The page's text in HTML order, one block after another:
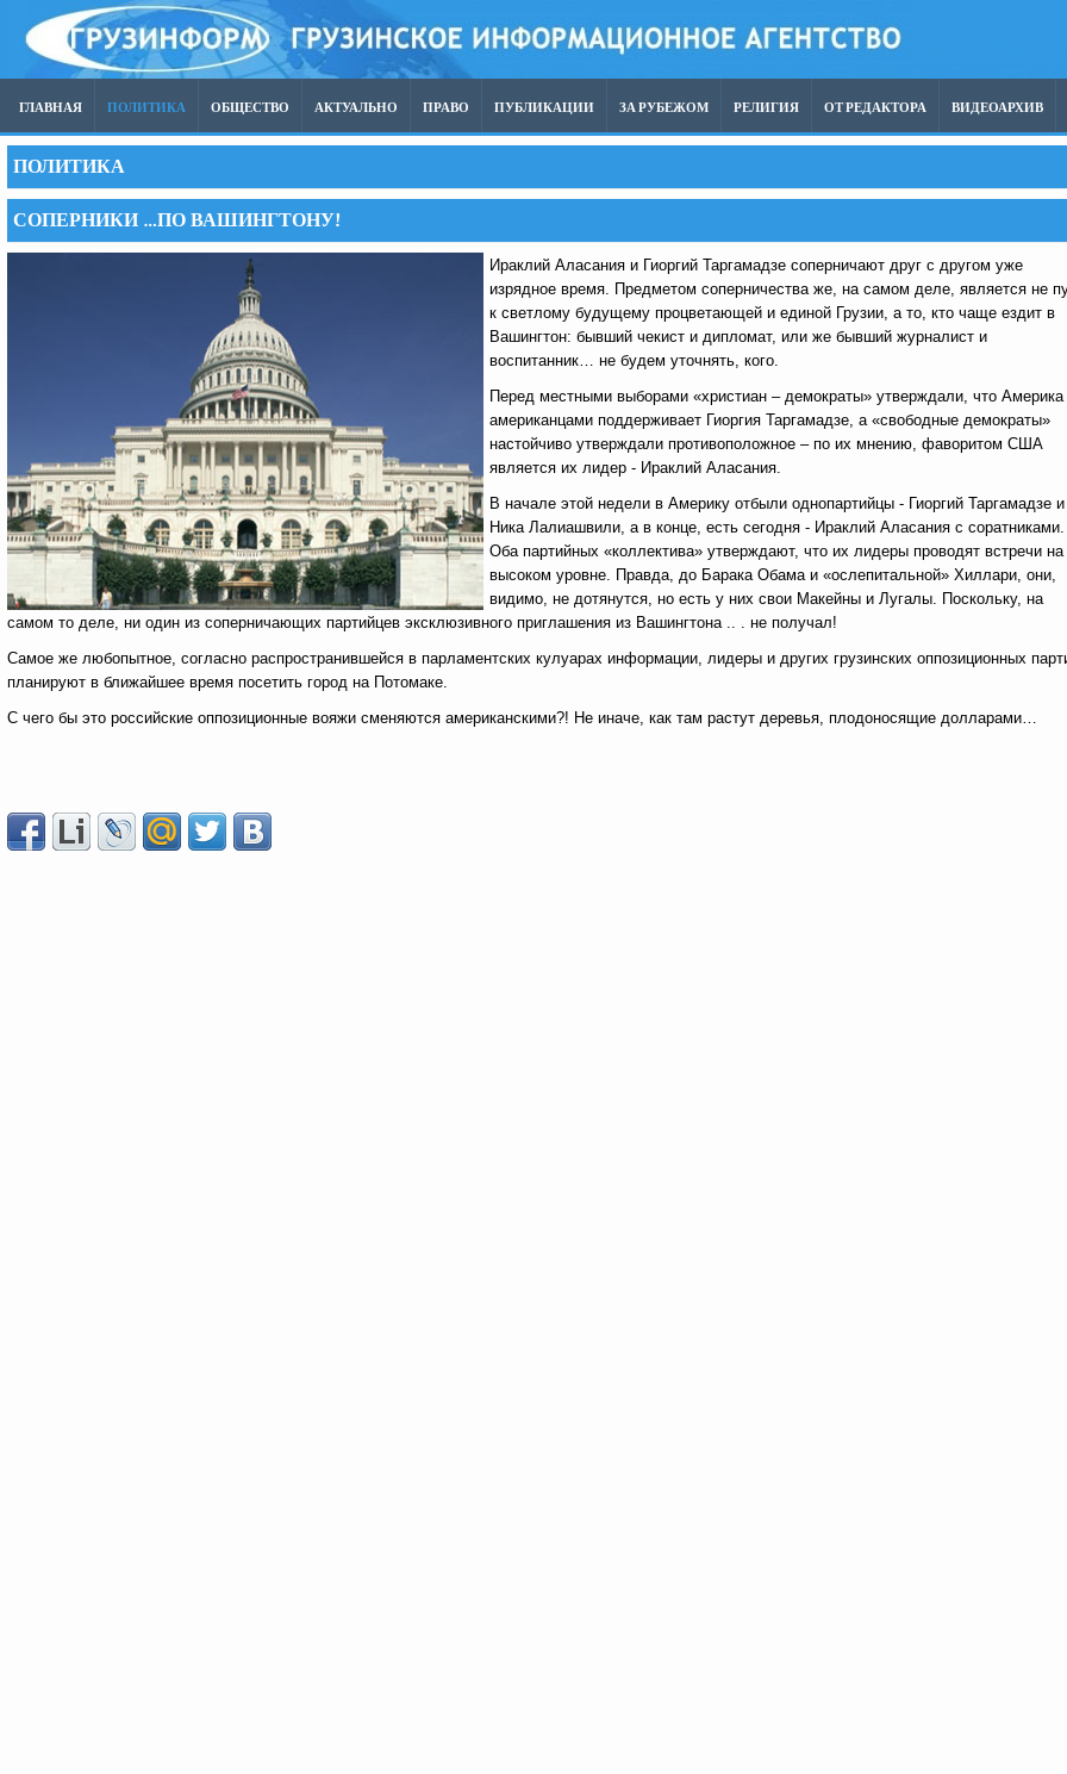
ГЛАВНАЯ ПОЛИТИКА ОБЩЕСТВО АКТУАЛЬНО ПРАВО ПУБЛИКАЦИИ ЗА РУБЕЖОМ РЕЛИГИЯ ОТ РЕДАКТОРА ВИДЕОАРХИВ
ПОЛИТИКА
СОПЕРНИКИ …ПО ВАШИНГТОНУ!
Ираклий Аласания и Гиоргий Таргамадзе соперничают друг с другом уже
изрядное время. Предметом соперничества же, на самом деле, является не
к светлому будущему процветающей и единой Грузии, а то, кто чаще ездит в
Вашингтон: бывший чекист и дипломат, или же бывший журналист и
воспитанник… не будем уточнять, кого.
Перед местными выборами «христиан – демократы» утверждали, что Америка
американцами поддерживает Гиоргия Таргамадзе, а «свободные демократы»
настойчиво утверждали противоположное – по их мнению, фаворитом США
является их лидер - Ираклий Аласания.
В начале этой недели в Америку отбыли однопартийцы - Гиоргий Таргамадзе и
Ника Лалиашвили, а в конце, есть сегодня - Ираклий Аласания с соратниками.
Оба партийных «коллектива» утверждают, что их лидеры проводят встречи на
высоком уровне. Правда, до Барака Обама и «ослепитальной» Хиллари, они,
видимо, не дотянутся, но есть у них свои Макейны и Лугалы. Поскольку, на
самом то деле, ни один из соперничающих партийцев эксклюзивного приглашения из Вашингтона .. . не получал!
Самое же любопытное, согласно распространившейся в парламентских кулуарах информации, лидеры и других грузинских оппозиционных
планируют в ближайшее время посетить город на Потомаке.
С чего бы это российские оппозиционные вояжи сменяются американскими?! Не иначе, как там растут деревья, плодоносящие долларами…